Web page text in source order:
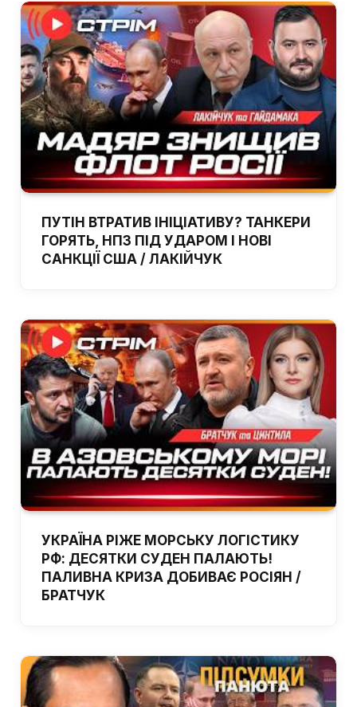
ПУТІН ВТРАТИВ ІНІЦІАТИВУ? ТАНКЕРИ
ГОРЯТЬ, НПЗ ПІД УДАРОМ І НОВІ
САНКЦІЇ США / ЛАКІЙЧУК
УКРАЇНА РІЖЕ МОРСЬКУ ЛОГІСТИКУ
РФ: ДЕСЯТКИ СУДЕН ПАЛАЮТЬ!
ПАЛИВНА КРИЗА ДОБИВАЄ РОСІЯН /
БРАТЧУК